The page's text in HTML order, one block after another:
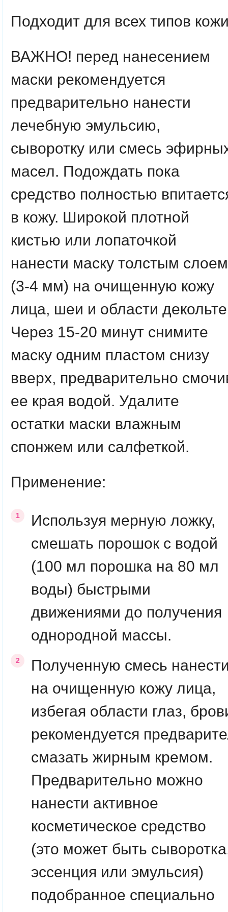
Подходит для всех типов
ВАЖНО! перед нанесением
маски рекомендуется
предварительно нанести
лечебную эмульсию,
сыворотку или смесь
масел. Подождать пока
средство полностью
в кожу. Широкой плотной
кистью или лопаточкой
нанести маску толстым слоем
(3-4 мм) на очищенную кожу
лица, шеи и области
Через 15-20 минут снимите
маску одним пластом снизу
вверх, предварительно
ее края водой. Удалите
остатки маски влажным
спонжем или салфеткой.
Применение:
Используя мерную ложку,
смешать порошок с водой
(100 мл порошка на 80 мл
воды) быстрыми
движениями до получения
однородной массы.
Полученную смесь
на очищенную кожу лица,
избегая области глаз,
рекомендуется
смазать жирным кремом.
Предварительно можно
нанести активное
косметическое средство
(это может быть
эссенция или эмульсия)
подобранное специально